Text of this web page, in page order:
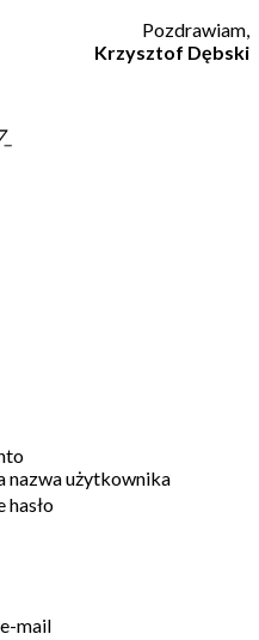
Pozdrawiam,
Krzysztof Dębski
nazwa użytkownika
hasło
mail